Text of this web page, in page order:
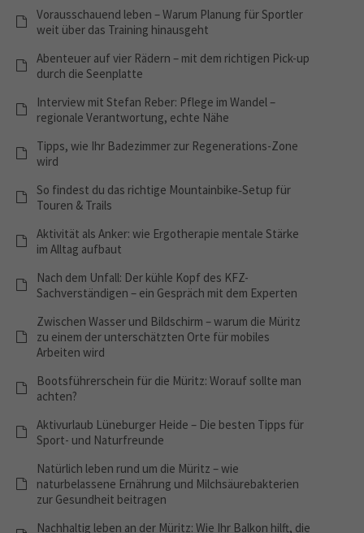
Vorausschauend leben – Warum Planung für Sportler
weit über das Training hinausgeht
Abenteuer auf vier Rädern – mit dem richtigen Pick-up
durch die Seenplatte
Interview mit Stefan Reber: Pflege im Wandel –
regionale Verantwortung, echte Nähe
Tipps, wie Ihr Badezimmer zur Regenerations-Zone
wird
So findest du das richtige Mountainbike‑Setup für
Touren & Trails
Aktivität als Anker: wie Ergotherapie mentale Stärke
im Alltag aufbaut
Nach dem Unfall: Der kühle Kopf des KFZ-
Sachverständigen – ein Gespräch mit dem Experten
Zwischen Wasser und Bildschirm – warum die Müritz
zu einem der unterschätzten Orte für mobiles
Arbeiten wird
Bootsführerschein für die Müritz: Worauf sollte man
achten?
Aktivurlaub Lüneburger Heide – Die besten Tipps für
Sport- und Naturfreunde
Natürlich leben rund um die Müritz – wie
naturbelassene Ernährung und Milchsäurebakterien
zur Gesundheit beitragen
Nachhaltig leben an der Müritz: Wie Ihr Balkon hilft, die